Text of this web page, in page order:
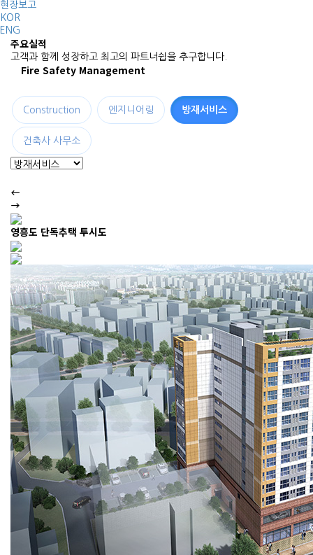
현장보고
KOR
ENG
주요실적
고객과 함께 성장하고 최고의 파트너쉽을 추구합니다.
Fire Safety Management
Construction 엔지니어링 방재서비스
건축사 사무소
영흥도 단독추택 투시도